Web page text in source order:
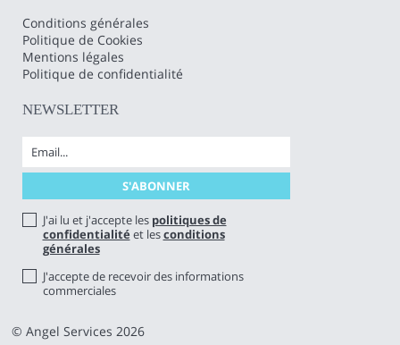
Conditions générales
Politique de Cookies
Mentions légales
Politique de confidentialité
NEWSLETTER
J'ai lu et j'accepte les politiques de
confidentialité et lesconditions
générales
J'accepte de recevoir des informations
commerciales
© Angel Services 2026